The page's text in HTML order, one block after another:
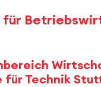
für
für Technik